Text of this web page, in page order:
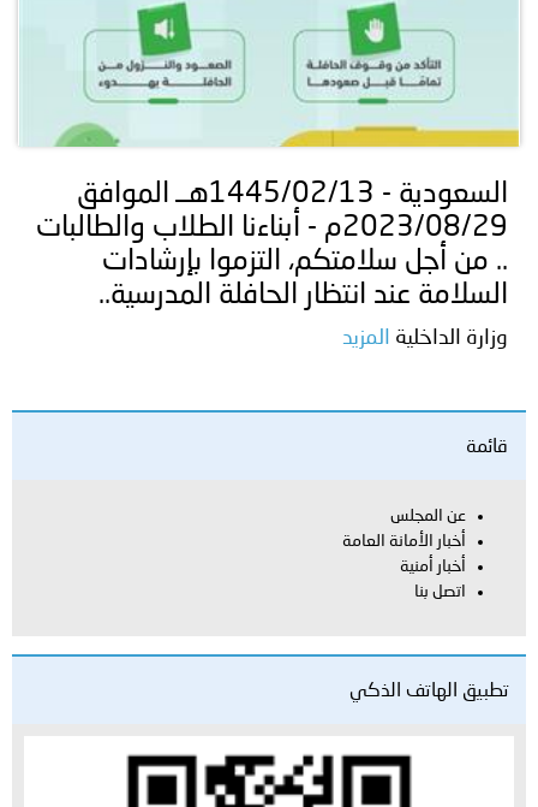
السعودية - 1445/02/13هــ الموافق
2023/08/29م - أبناءنا الطلاب والطالبات
.. من أجل سلامتكم، التزموا بإرشادات
السلامة عند انتظار الحافلة المدرسية..
وزارة الداخلية المزيد
قائمة
عن المجلس
أخبار الأمانة العامة
أخبار أمنية
اتصل بنا
تطبيق الهاتف الذكي